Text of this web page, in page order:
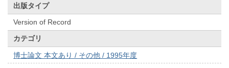
出版タイプ
Version of Record
カテゴリ
博士論文 本文あり / その他 / 1995年度